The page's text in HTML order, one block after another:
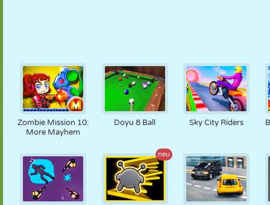
Zombie Mission 10:
More Mayhem
Doyu 8 Ball Sky City Riders
neu